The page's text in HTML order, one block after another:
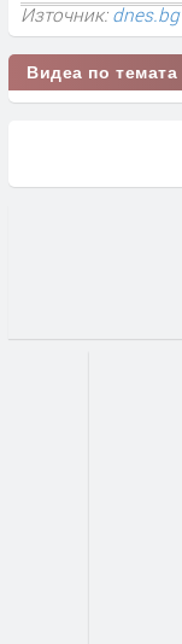
Източник:dnes.bg
Видеа по темата